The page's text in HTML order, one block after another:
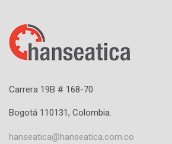
Carrera 19B # 168-70
Bogotá 110131, Colombia.
hanseatica@hanseatica.com.co